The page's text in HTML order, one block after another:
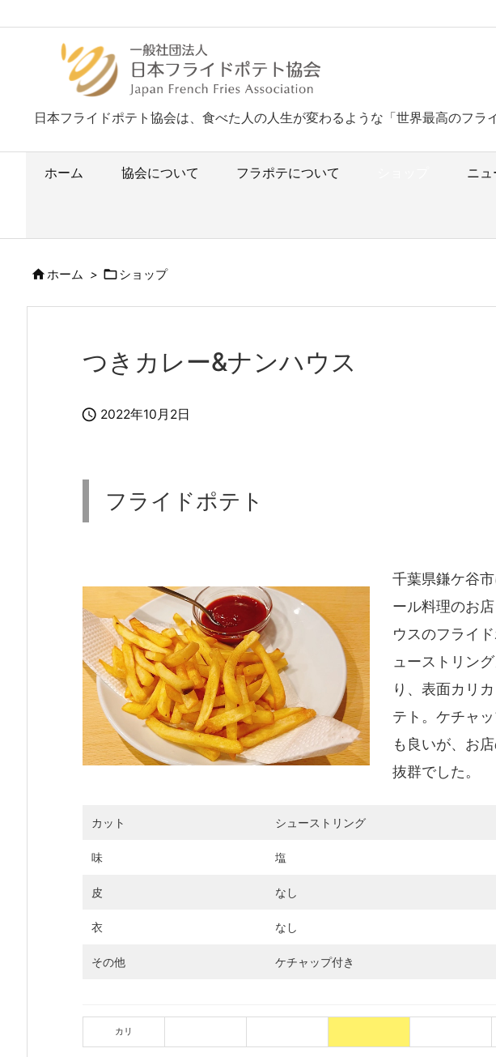
日本フライドポテト協会は、食べた人の人生が変わるような「世界最高のフラ
ホーム 協会について フラポテについて ニュ
ホーム > ショップ
つきカレー&ナンハウス
 2022年10月2日
フライドポテト
千葉県鎌ケ谷
ール料理のお
ウスのフライ
ューストリン
り、表面カリ
テト。ケチャ
も良いが、お
抜群でした。
カット シューストリング
味 塩
皮 なし
衣 なし
その他 ケチャップ付き
カリ